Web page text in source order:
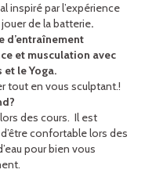
inspiré par l’expérience
de la batterie.
d’entraînement
et musculation avec
le Yoga.
tout en vous sculptant.!
des cours. Il est
confortable lors des
pour bien vous